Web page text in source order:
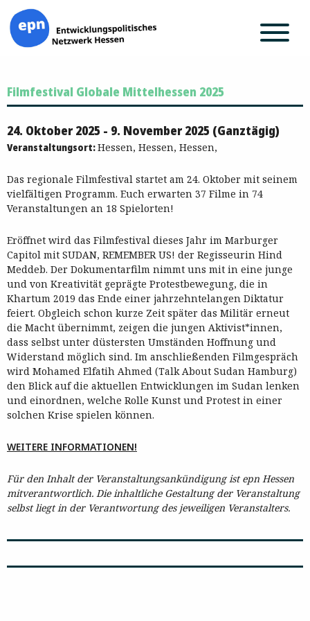
Inhalt
springen
Filmfestival Globale Mittelhessen 2025
24. Oktober 2025 - 9. November 2025 (Ganztägig)
Veranstaltungsort:Hessen, Hessen, Hessen,
Das regionale Filmfestival startet am 24. Oktober mit seinem
vielfältigen Programm. Euch erwarten 37 Filme in 74
Veranstaltungen an 18 Spielorten!
Eröffnet wird das Filmfestival dieses Jahr im Marburger
Capitol mit SUDAN, REMEMBER US! der Regisseurin Hind
Meddeb. Der Dokumentarfilm nimmt uns mit in eine junge
und von Kreativität geprägte Protestbewegung, die in
Khartum 2019 das Ende einer jahrzehntelangen Diktatur
feiert. Obgleich schon kurze Zeit später das Militär erneut
die Macht übernimmt, zeigen die jungen Aktivist*innen,
dass selbst unter düstersten Umständen Hoffnung und
Widerstand möglich sind. Im anschließenden Filmgespräch
wird Mohamed Elfatih Ahmed (Talk About Sudan Hamburg)
den Blick auf die aktuellen Entwicklungen im Sudan lenken
und einordnen, welche Rolle Kunst und Protest in einer
solchen Krise spielen können.
WEITERE INFORMATIONEN!
Für den Inhalt der Veranstaltungsankündigung ist epn Hessen
mitverantwortlich. Die inhaltliche Gestaltung der Veranstaltung
selbst liegt in der Verantwortung des jeweiligen Veranstalters.